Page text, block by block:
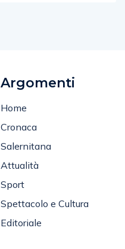
Argomenti
Home
Cronaca
Salernitana
Attualità
Sport
Spettacolo e Cultura
Editoriale